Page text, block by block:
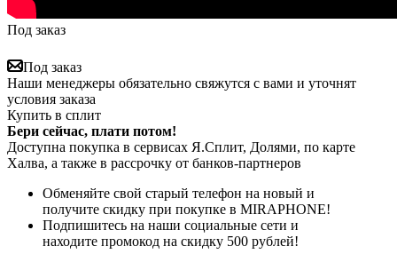
Под заказ
Под заказ
Наши менеджеры обязательно свяжутся с вами и уточнят
условия заказа
Купить в сплит
Бери сейчас, плати потом!
Доступна покупка в сервисах Я.Сплит, Долями, по карте
Халва, а также в рассрочку от банков-партнеров
Обменяйте свой старый телефон на новый и
получите скидку при покупке в MIRAPHONE!
Подпишитесь на наши социальные сети и
находите промокод на скидку 500 рублей!